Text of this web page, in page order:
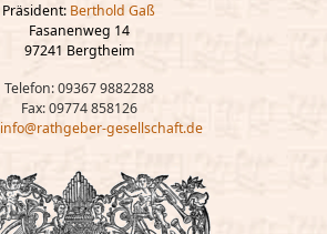
Präsident: Berthold Gaß
Fasanenweg 14
97241 Bergtheim
Telefon: 09367 9882288
Fax: 09774 858126
info@rathgeber-gesellschaft.de